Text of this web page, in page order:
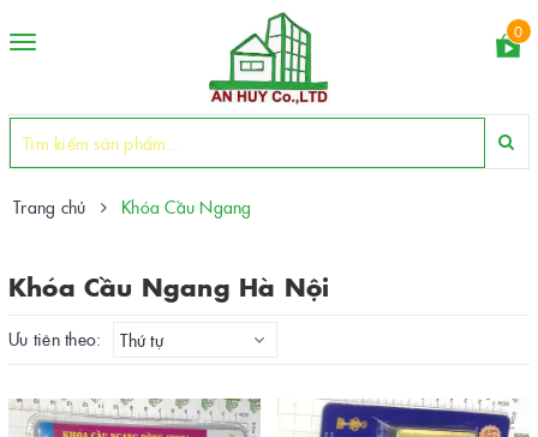
Toggle
0
Trang chủ Khóa Cầu Ngang
Khóa Cầu Ngang Hà Nội
Ưu tiên theo: Thứ tự